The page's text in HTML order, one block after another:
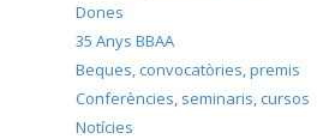
Dones
35 Anys BBAA
Beques, convocatòries, premis
Conferències, seminaris, cursos
Notícies